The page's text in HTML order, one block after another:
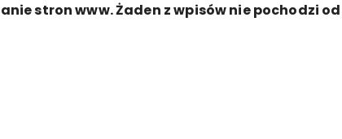
stron www. Żaden z wpisów nie pochodzi od